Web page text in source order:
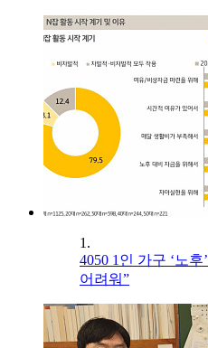
1.
4050 1인 가구 ‘노후
어려워”